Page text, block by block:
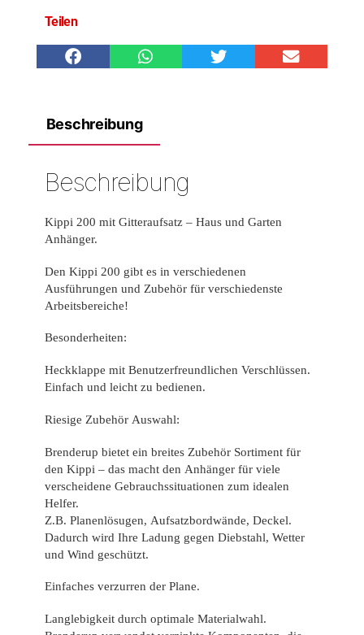
Teilen
Beschreibung
Beschreibung
Kippi 200 mit Gitteraufsatz – Haus und Garten
Anhänger.
Den Kippi 200 gibt es in verschiedenen
Ausführungen und Zubehör für verschiedenste
Arbeitsbereiche!
Besonderheiten:
Heckklappe mit Benutzerfreundlichen Verschlüssen.
Einfach und leicht zu bedienen.
Riesige Zubehör Auswahl:
Brenderup bietet ein breites Zubehör Sortiment für
den Kippi – das macht den Anhänger für viele
verscheidene Gebrauchssituationen zum idealen
Helfer.
Z.B. Planenlösugen, Aufsatzbordwände, Deckel.
Dadurch wird Ihre Ladung gegen Diebstahl, Wetter
und Wind geschützt.
Einfaches verzurren der Plane.
Langlebigkeit durch optimale Materialwahl.